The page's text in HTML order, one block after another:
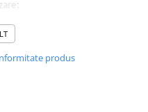
dimineata si seara pe pielea
produs